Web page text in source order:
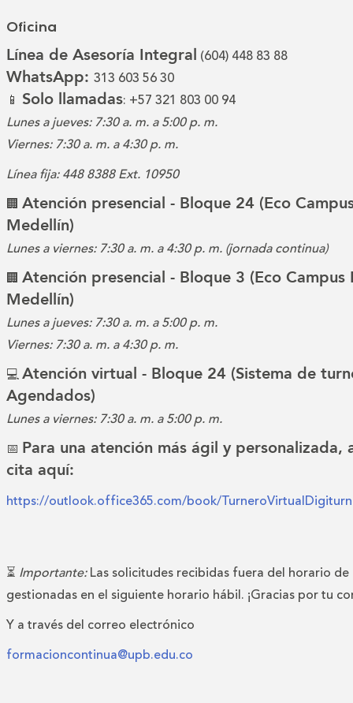
Oficina
Línea de Asesoría Integral (604) 448 83 88
WhatsApp: 313 603 56 30
📱 Solo llamadas: +57 321 803 00 94
Lunes a jueves: 7:30 a. m. a 5:00 p. m.
Viernes: 7:30 a. m. a 4:30 p. m.
Línea fija: 448 8388 Ext. 10950
🏢 Atención presencial - Bloque 24 (Eco
Medellín)
Lunes a viernes: 7:30 a. m. a 4:30 p. m. (jornada continua)
🏢 Atención presencial - Bloque 3 (Eco Campus
Medellín)
Lunes a jueves: 7:30 a. m. a 5:00 p. m.
Viernes: 7:30 a. m. a 4:30 p. m.
💻Atención virtual - Bloque 24 (Sistema de
Agendados)
Lunes a viernes: 7:30 a. m. a 5:00 p. m.
📅 Para una atención más ágil y personalizada,
cita aquí:
https://outlook.office365.com/book/
⏳ Importante:Las solicitudes recibidas fuera del horario de
gestionadas en el siguiente horario hábil. ¡Gracias por tu
Y a través del correo electrónico
formacioncontinua@upb.edu.co